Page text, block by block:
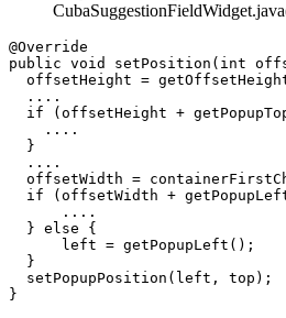
@Override
public void setPosition(int
offsetHeight =
  ....
if (offsetHeight +
    ....
  }
  ....
offsetWidth =
if (offsetWidth +
      ....
  } else {
      left = getPopupLeft();
  }
  setPopupPosition(left, top);
}